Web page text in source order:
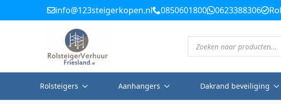
info@123steigerkopen.nl 0850601800 0623388306
Producten
zoeken
Rolsteigers Aanhangers Dakrand beveiliging